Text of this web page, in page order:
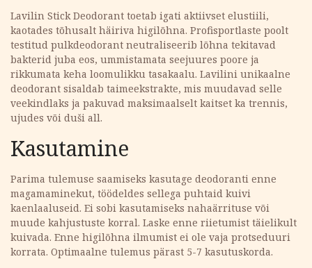
Lavilin Stick Deodorant toetab igati aktiivset elustiili,
kaotades tõhusalt häiriva higilõhna. Profisportlaste poolt
testitud pulkdeodorant neutraliseerib lõhna tekitavad
bakterid juba eos, ummistamata seejuures poore ja
rikkumata keha loomulikku tasakaalu. Lavilini unikaalne
deodorant sisaldab taimeekstrakte, mis muudavad selle
veekindlaks ja pakuvad maksimaalselt kaitset ka trennis,
ujudes või duši all.
Kasutamine
Parima tulemuse saamiseks kasutage deodoranti enne
magamaminekut, töödeldes sellega puhtaid kuivi
kaenlaaluseid. Ei sobi kasutamiseks nahaärrituse või
muude kahjustuste korral. Laske enne riietumist täielikult
kuivada. Enne higilõhna ilmumist ei ole vaja protseduuri
korrata. Optimaalne tulemus pärast 5-7 kasutuskorda.